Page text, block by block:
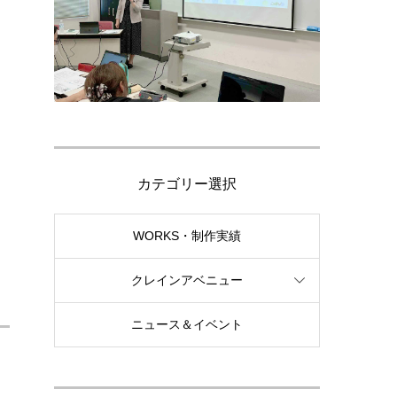
カテゴリー選択
WORKS・制作実績
クレインアベニュー
ニュース＆イベント